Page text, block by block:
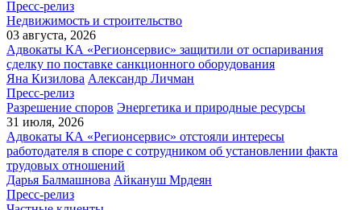
Пресс-релиз
Недвижимость и строительство
03 августа, 2026
Адвокаты КА «Регионсервис» защитили от оспаривания
сделку по поставке санкционного оборудования
Яна Кизилова Александр Личман
Пресс-релиз
Разрешение споров Энергетика и природные ресурсы
31 июля, 2026
Адвокаты КА «Регионсервис» отстояли интересы
работодателя в споре с сотрудником об установлении факта
трудовых отношений
Дарья Балмашнова Айкануш Мрдеян
Пресс-релиз